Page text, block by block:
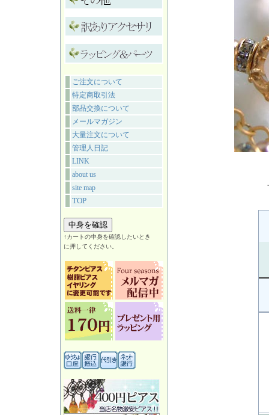
ご注文について
特定商取引法
部品交換について
メールマガジン
大量注文について
管理人日記
LINK
about us
site map
TOP
↑カートの中身を確認したいとき
に押してください。